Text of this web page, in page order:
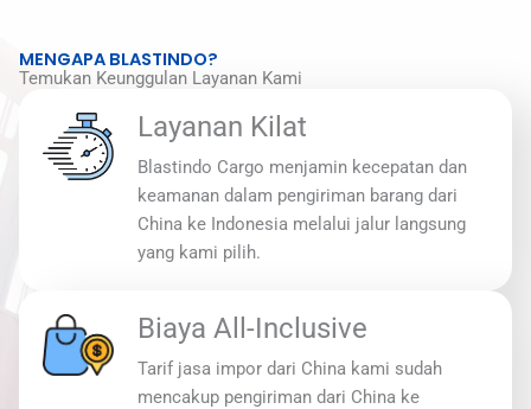
MENGAPA BLASTINDO?
Temukan Keunggulan Layanan Kami
Layanan Kilat
Blastindo Cargo menjamin kecepatan dan
keamanan dalam pengiriman barang dari
China ke Indonesia melalui jalur langsung
yang kami pilih.
Biaya All-Inclusive
Tarif jasa impor dari China kami sudah
mencakup pengiriman dari China ke